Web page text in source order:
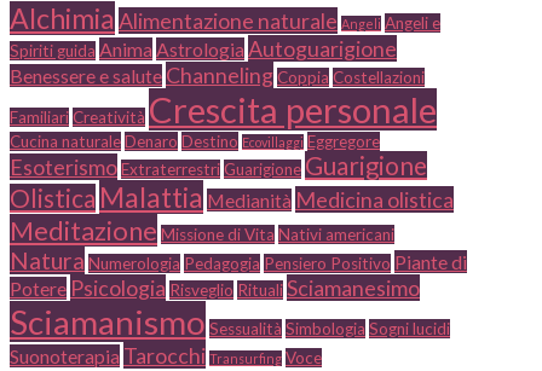
Alchimia Alimentazione naturale Angeli Angeli e
Spiriti guida Anima Astrologia Autoguarigione
Benessere e salute ChannelingCoppia Costellazioni
FamiliariCreatività Crescita personale
Cucina naturaleDenaro Destino Ecovillaggi Eggregore
EsoterismoExtraterrestriGuarigione Guarigione
Olistica Malattia Medianità Medicina olistica
Meditazione Missione di Vita Nativi americani
Natura Numerologia Pedagogia Pensiero Positivo Piante di
Potere Psicologia Risveglio RitualiSciamanesimo
Sciamanismo Sessualità Simbologia Sogni lucidi
Suonoterapia Tarocchi Transurfing Voce